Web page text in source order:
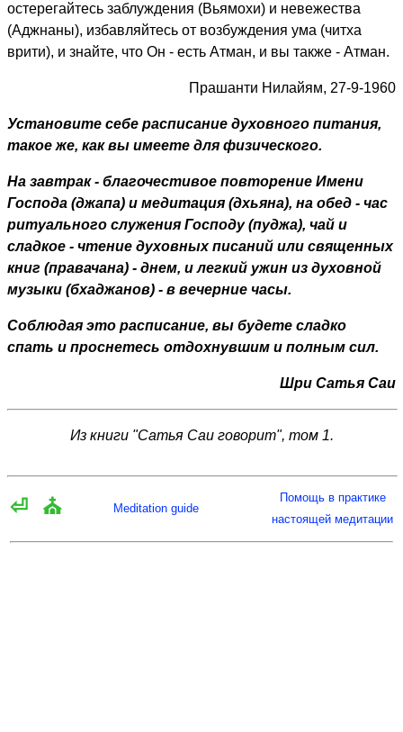
остерегайтесь заблуждения (Вьямохи) и невежества
(Аджнаны), избавляйтесь от возбуждения ума (читха
врити), и знайте, что Он - есть Атман, и вы также - Атман.
Прашанти Нилайям, 27-9-1960
Установите себе расписание духовного питания,
такое же, как вы имеете для физического.
На завтрак - благочестивое повторение Имени
Господа (джапа) и медитация (дхьяна), на обед - час
ритуального служения Господу (пуджа), чай и
сладкое - чтение духовных писаний или священных
книг (правачана) - днем, и легкий ужин из духовной
музыки (бхаджанов) - в вечерние часы.
Соблюдая это расписание, вы будете сладко
спать и проснетесь отдохнувшим и полным сил.
Шри Сатья Саи
Из книги "Сатья Саи говорит", том 1.
⏎ ⛪ Meditation guide
Помощь в практике
настоящей медитации